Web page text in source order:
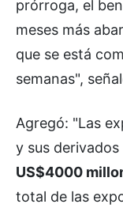
prórroga, el
meses más
que se está
semanas",
Agregó: "Las
y sus
US$4000
total de las